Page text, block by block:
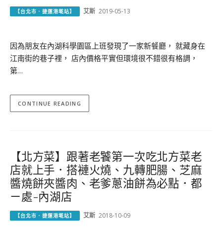
【台北市．捷運港墘站】 艾斯 2019-05-13
因為朋友在內湖科學園區上班發現了一家新餐廳， 就藏身在
江南街的巷子裡， 店內價格平實但環境很不錯很有格調，
第…
CONTINUE READING
【北方菜】跟著老饕第一次吃北方菜老
店就上手．搭褳火燒、九轉肥腸、芝麻
醬燒餅夾醬肉、老爹蔥油餅為必點．都
ㄧ處-內湖店
【台北市．捷運港墘站】 艾斯 2018-10-09